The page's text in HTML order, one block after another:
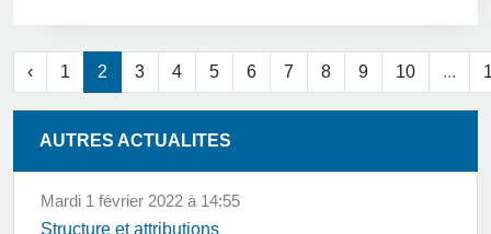
‹ 1 2 3 4 5 6 7 8 9 10 ...
AUTRES ACTUALITES
mardi 1 février 2022 à 14:55
Structure et attributions